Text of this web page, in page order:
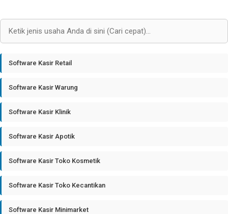
Software Kasir Retail
Software Kasir Warung
Software Kasir Klinik
Software Kasir Apotik
Software Kasir Toko Kosmetik
Software Kasir Toko Kecantikan
Software Kasir Minimarket